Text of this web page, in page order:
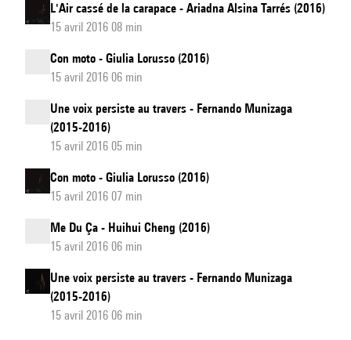
L'Air cassé de la carapace - Ariadna Alsina Tarrés (2016)
15 avril 2016 08 min
Con moto - Giulia Lorusso (2016)
15 avril 2016 06 min
Une voix persiste au travers - Fernando Munizaga
(2015-2016)
15 avril 2016 05 min
Con moto - Giulia Lorusso (2016)
15 avril 2016 07 min
Me Du Ça - Huihui Cheng (2016)
15 avril 2016 06 min
Une voix persiste au travers - Fernando Munizaga
(2015-2016)
15 avril 2016 06 min